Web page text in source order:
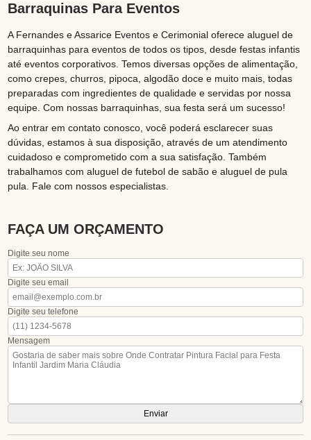
Barraquinas Para Eventos
A Fernandes e Assarice Eventos e Cerimonial oferece aluguel de
barraquinhas para eventos de todos os tipos, desde festas infantis
até eventos corporativos. Temos diversas opções de alimentação,
como crepes, churros, pipoca, algodão doce e muito mais, todas
preparadas com ingredientes de qualidade e servidas por nossa
equipe. Com nossas barraquinhas, sua festa será um sucesso!
Ao entrar em contato conosco, você poderá esclarecer suas
dúvidas, estamos à sua disposição, através de um atendimento
cuidadoso e comprometido com a sua satisfação. Também
trabalhamos com aluguel de futebol de sabão e aluguel de pula
pula. Fale com nossos especialistas.
FAÇA UM ORÇAMENTO
Digite seu nome
Digite seu email
Digite seu telefone
Mensagem